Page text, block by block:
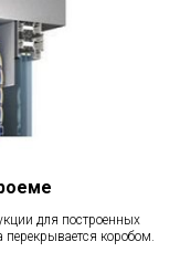
для построенных
коробом.